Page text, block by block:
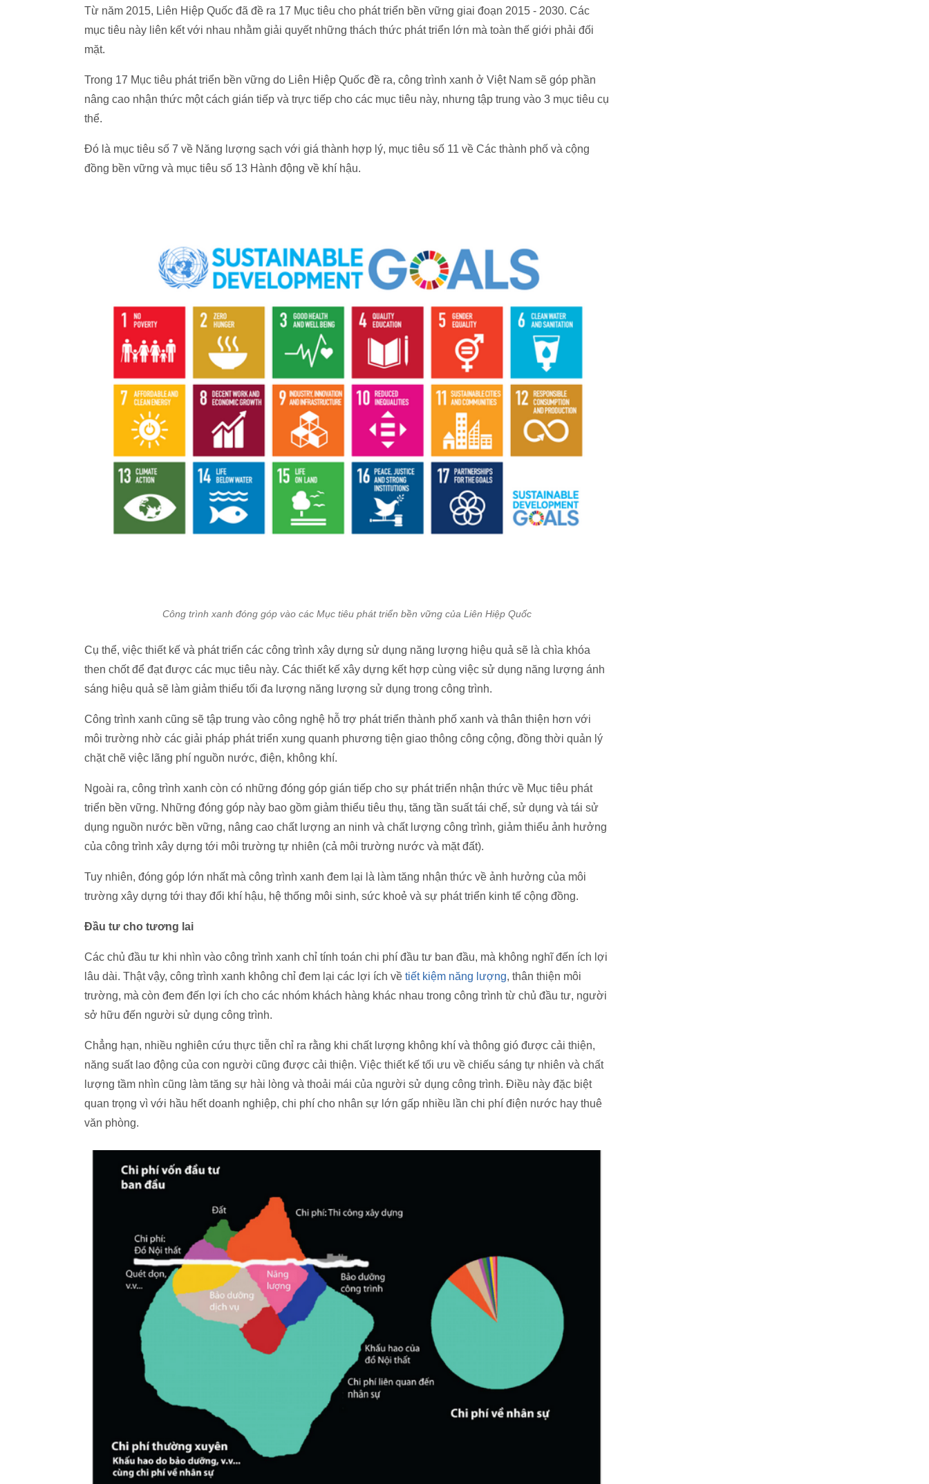
Từ năm 2015, Liên Hiệp Quốc đã đề ra 17 Mục tiêu cho phát triển bền vững giai đoạn 2015 - 2030. Các
mục tiêu này liên kết với nhau nhằm giải quyết những thách thức phát triển lớn mà toàn thế giới phải đối
mặt.
Trong 17 Mục tiêu phát triển bền vững do Liên Hiệp Quốc đề ra, công trình xanh ở Việt Nam sẽ góp phần
nâng cao nhận thức một cách gián tiếp và trực tiếp cho các mục tiêu này, nhưng tập trung vào 3 mục tiêu cụ
thể.
Đó là mục tiêu số 7 về Năng lượng sạch với giá thành hợp lý, mục tiêu số 11 về Các thành phố và cộng
đồng bền vững và mục tiêu số 13 Hành động về khí hậu.
Công trình xanh đóng góp vào các Mục tiêu phát triển bền vững của Liên Hiệp Quốc
Cụ thể, việc thiết kế và phát triển các công trình xây dựng sử dụng năng lượng hiệu quả sẽ là chìa khóa
then chốt để đạt được các mục tiêu này. Các thiết kế xây dựng kết hợp cùng việc sử dụng năng lượng ánh
sáng hiệu quả sẽ làm giảm thiểu tối đa lượng năng lượng sử dụng trong công trình.
Công trình xanh cũng sẽ tập trung vào công nghệ hỗ trợ phát triển thành phố xanh và thân thiện hơn với
môi trường nhờ các giải pháp phát triển xung quanh phương tiện giao thông công cộng, đồng thời quản lý
chặt chẽ việc lãng phí nguồn nước, điện, không khí.
Ngoài ra, công trình xanh còn có những đóng góp gián tiếp cho sự phát triển nhận thức về Mục tiêu phát
triển bền vững. Những đóng góp này bao gồm giảm thiểu tiêu thụ, tăng tần suất tái chế, sử dụng và tái sử
dụng nguồn nước bền vững, nâng cao chất lượng an ninh và chất lượng công trình, giảm thiểu ảnh hưởng
của công trình xây dựng tới môi trường tự nhiên (cả môi trường nước và mặt đất).
Tuy nhiên, đóng góp lớn nhất mà công trình xanh đem lại là làm tăng nhận thức về ảnh hưởng của môi
trường xây dựng tới thay đổi khí hậu, hệ thống môi sinh, sức khoẻ và sự phát triển kinh tế cộng đồng.
Đầu tư cho tương lai
Các chủ đầu tư khi nhìn vào công trình xanh chỉ tính toán chi phí đầu tư ban đầu, mà không nghĩ đến ích lợi
lâu dài. Thật vậy, công trình xanh không chỉ đem lại các lợi ích về tiết kiệm năng lượng, thân thiện môi
trường, mà còn đem đến lợi ích cho các nhóm khách hàng khác nhau trong công trình từ chủ đầu tư, người
sở hữu đến người sử dụng công trình.
Chẳng hạn, nhiều nghiên cứu thực tiễn chỉ ra rằng khi chất lượng không khí và thông gió được cải thiện,
năng suất lao động của con người cũng được cải thiện. Việc thiết kế tối ưu về chiếu sáng tự nhiên và chất
lượng tầm nhìn cũng làm tăng sự hài lòng và thoải mái của người sử dụng công trình. Điều này đặc biệt
quan trọng vì với hầu hết doanh nghiệp, chi phí cho nhân sự lớn gấp nhiều lần chi phí điện nước hay thuê
văn phòng.